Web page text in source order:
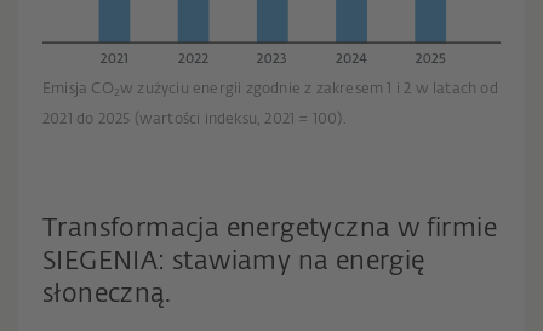
Emisja CO2w zużyciu energii zgodnie z zakresem 1 i 2 w latach od
2021 do 2025 (wartości indeksu, 2021 = 100).
Transformacja energetyczna w firmie
SIEGENIA: stawiamy na energię
słoneczną.